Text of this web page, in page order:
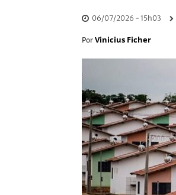
06/07/2026 - 15h03
Por Vinicius Ficher